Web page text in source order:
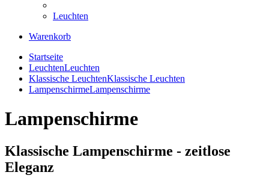
Leuchten
Warenkorb
Startseite
LeuchtenLeuchten
Klassische LeuchtenKlassische Leuchten
LampenschirmeLampenschirme
Lampenschirme
Klassische Lampenschirme - zeitlose
Eleganz